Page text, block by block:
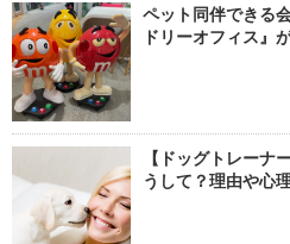
ペット同伴できる
ドリーオフィス』
【ドッグトレーナ
うして？理由や心